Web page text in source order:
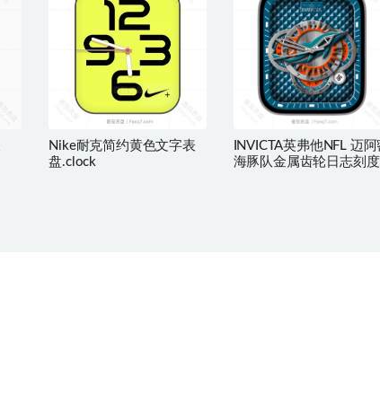
Nike耐克简约黄色文字表
盘.clock
INVICTA英弗他NFL 迈阿
海豚队金属齿轮日志刻度